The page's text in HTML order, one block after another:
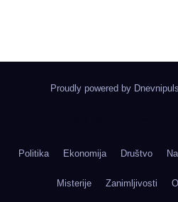
Proudly powered by Dnevnipuls
Politika Ekonomija Društvo
Misterije Zanimljivosti